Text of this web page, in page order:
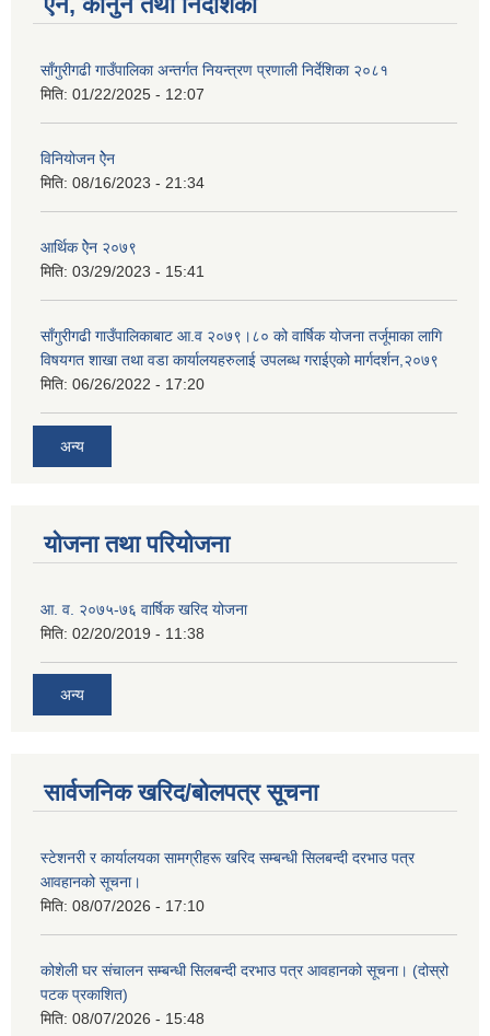
साँगुरीगढी गाउँपालिका अन्तर्गत नियन्त्रण प्रणाली निर्देशिका २०८१
मिति: 01/22/2025 - 12:07
विनियोजन ऐेन
मिति: 08/16/2023 - 21:34
आर्थिक ऐेन २०७९
मिति: 03/29/2023 - 15:41
साँगुरीगढी गाउँपालिकाबाट आ.व २०७९।८० को वार्षिक योजना तर्जूमाका लागि
विषयगत शाखा तथा वडा कार्यालयहरुलाई उपलब्ध गराईएको मार्गदर्शन,२०७९
मिति: 06/26/2022 - 17:20
अन्य
योजना तथा परियोजना
आ. व. २०७५-७६ वार्षिक खरिद योजना
मिति: 02/20/2019 - 11:38
अन्य
सार्वजनिक खरिद/बोलपत्र सूचना
स्टेशनरी र कार्यालयका सामग्रीहरू खरिद सम्बन्धी सिलबन्दी दरभाउ पत्र
आवहानको सूचना।
मिति: 08/07/2026 - 17:10
कोशेली घर संचालन सम्बन्धी सिलबन्दी दरभाउ पत्र आवहानको सूचना। (दोस्रो
पटक प्रकाशित)
मिति: 08/07/2026 - 15:48